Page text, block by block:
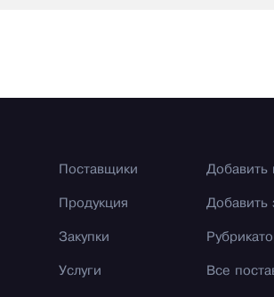
Поставщики
Продукция
Закупки
Услуги
Добавить
Добавить
Все